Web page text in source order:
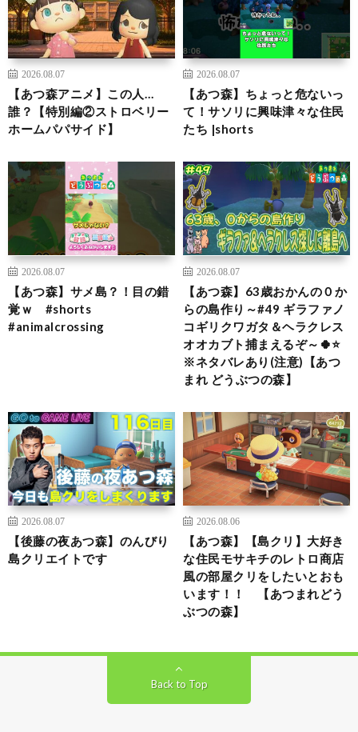
2026.08.07
【あつ森アニメ】この人…
誰？【特別編②ストロベリー
ホームパパサイド】
2026.08.07
【あつ森】ちょっと危ないっ
て！サソリに興味津々な住民
たち |shorts
2026.08.07
【あつ森】サメ島？！目の錯
覚ｗ #shorts
#animalcrossing
2026.08.07
【あつ森】63歳おかんの０か
らの島作り～#49 ギラファノ
コギリクワガタ＆ヘラクレス
オオカブト捕まえるぞ～🍀⭐
※ネタバレあり(注意)【あつ
まれ どうぶつの森】
2026.08.07
【後藤の夜あつ森】のんびり
島クリエイトです
2026.08.06
【あつ森】【島クリ】大好き
な住民モサキチのレトロ商店
風の部屋クリをしたいとおも
います！！ 【あつまれどう
ぶつの森】
Back to Top